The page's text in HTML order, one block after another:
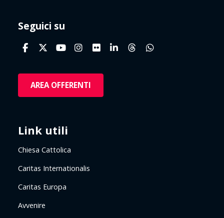
Seguici su
AREA OFFERENTI
Link utili
Chiesa Cattolica
Caritas Internationalis
Caritas Europa
Avvenire